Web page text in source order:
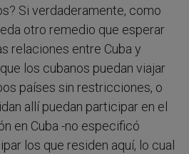
Si verdaderamente, como
otro remedio que esperar
relaciones entre Cuba y
los cubanos puedan viajar
países sin restricciones, o
allí puedan participar en el
en Cuba -no especificó
los que residen aquí, lo cual